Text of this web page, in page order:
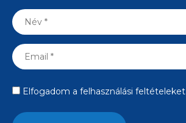
Elfogadom a felhasználási feltételeket